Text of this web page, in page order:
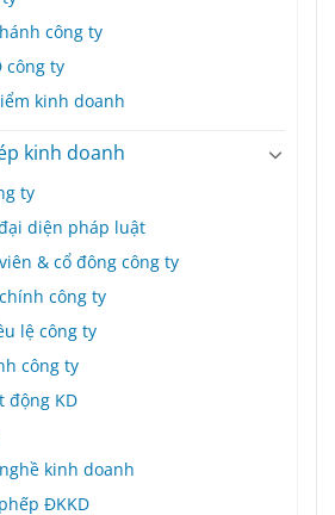
công ty
công ty
kinh doanh
kinh doanh
ty
diện pháp luật
& cổ đông công ty
công ty
lệ công ty
công ty
động KD
kinh doanh
ĐKKD